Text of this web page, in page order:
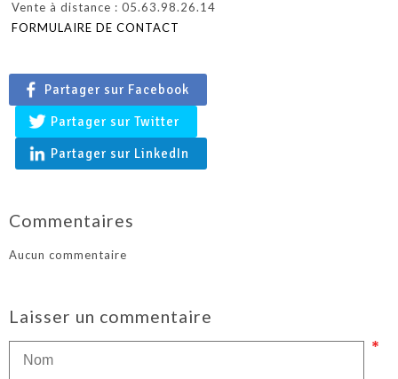
Vente à distance : 05.63.98.26.14
FORMULAIRE DE CONTACT
Partager sur Facebook
Partager sur Twitter
Partager sur LinkedIn
Commentaires
Aucun commentaire
Laisser un commentaire